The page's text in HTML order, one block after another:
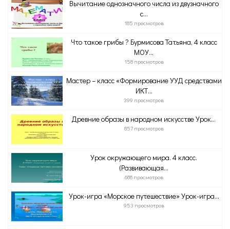
Вычитание однозначного числа из двузначного
с...
185 просмотров
Что такое грибы ? Бурмисова Татьяна, 4 класс
МОУ...
158 просмотров
Мастер – класс «Формирование УУД средствами
ИКТ...
399 просмотров
Древние образы в народном искусстве Урок...
857 просмотров
Урок окружающего мира. 4 класс.
(Развивающая...
688 просмотров
Урок-игра «Морское путешествие» Урок-игра...
953 просмотров